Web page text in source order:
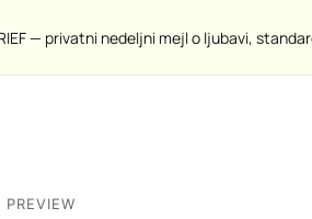
— privatni nedeljni mejl o ljubavi,